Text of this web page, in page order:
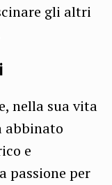
gli altri
nella sua vita
abbinato
e
passione per